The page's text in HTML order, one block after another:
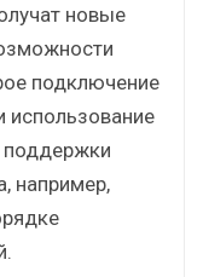
новые
подключение
использование
поддержки
например,